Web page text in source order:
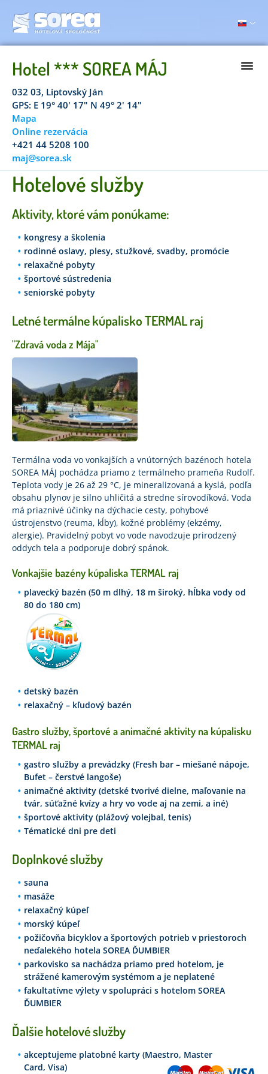
Hotel *** SOREA MÁJ
032 03, Liptovský Ján
GPS: E 19° 40' 17" N 49° 2' 14"
Mapa
Online rezervácia
+421 44 5208 100
maj@sorea.sk
Hotelové služby
Aktivity, ktoré vám ponúkame:
kongresy a školenia
rodinné oslavy, plesy, stužkové, svadby, promócie
relaxačné pobyty
športové sústredenia
seniorské pobyty
Letné termálne kúpalisko TERMAL raj
"Zdravá voda z Mája"
Termálna voda vo vonkajších a vnútorných bazénoch hotela
SOREA MÁJ pochádza priamo z termálneho prameňa Rudolf.
Teplota vody je 26 až 29 °C, je mineralizovaná a kyslá, podľa
obsahu plynov je silno uhličitá a stredne sírovodíková. Voda
má priaznivé účinky na dýchacie cesty, pohybové
ústrojenstvo (reuma, kĺby), kožné problémy (ekzémy,
alergie). Pravidelný pobyt vo vode navodzuje prirodzený
oddych tela a podporuje dobrý spánok.
Vonkajšie bazény kúpaliska TERMAL raj
plavecký bazén (50 m dlhý, 18 m široký, hĺbka vody od
80 do 180 cm)
detský bazén
relaxačný – kľudový bazén
Gastro služby, športové a animačné aktivity na kúpalisku
TERMAL raj
gastro služby a prevádzky (Fresh bar – miešané nápoje,
Bufet – čerstvé langoše)
animačné aktivity (detské tvorivé dielne, maľovanie na
tvár, súťažné kvízy a hry vo vode aj na zemi, a iné)
športové aktivity (plážový volejbal, tenis)
Tématické dni pre deti
Doplnkové služby
sauna
masáže
relaxačný kúpeľ
morský kúpeľ
požičovňa bicyklov a športových potrieb v priestoroch
neďalekého hotela SOREA ĎUMBIER
parkovisko sa nachádza priamo pred hotelom, je
strážené kamerovým systémom a je neplatené
fakultatívne výlety v spolupráci s hotelom SOREA
ĎUMBIER
Ďalšie hotelové služby
akceptujeme platobné karty (Maestro, Master
Card, Visa)